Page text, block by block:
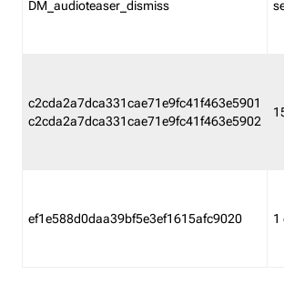
DM_audioteaser_dismiss
c2cda2a7dca331cae71e9fc41f463e5901
c2cda2a7dca331cae71e9fc41f463e5902
ef1e588d0daa39bf5e3ef1615afc9020 1